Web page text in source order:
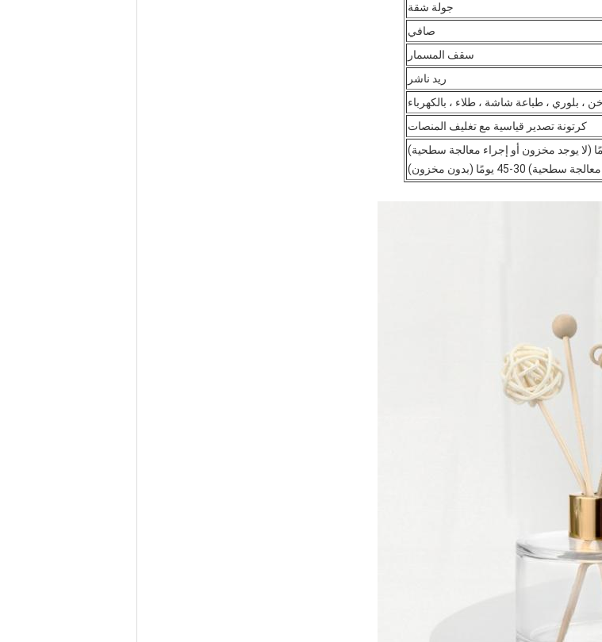
جولة شقة
صافي
سقف المسمار
ريد ناشر
، بلوري ، طباعة شاشة ، طلاء ، بالكهرباء
كرتونة تصدير قياسية مع تغليف المنصات